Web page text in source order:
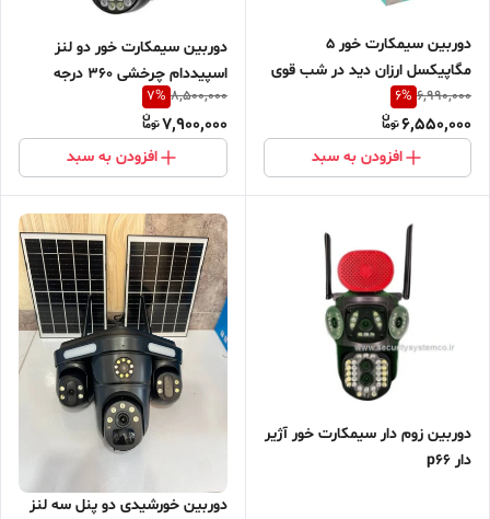
دوربین سیمکارت خور ۵
مگاپیکسل ارزان دید در شب قوی
6,990,000
6%
6,550,000
افزودن به سبد
دوربین سیمکارت خور دو لنز
اسپیددام چرخشی 360 درجه
8,500,000
7%
7,900,000
افزودن به سبد
دوربین زوم دار سیمکارت خور آژیر
دار p66
دوربین خورشیدی دو پنل سه لنز